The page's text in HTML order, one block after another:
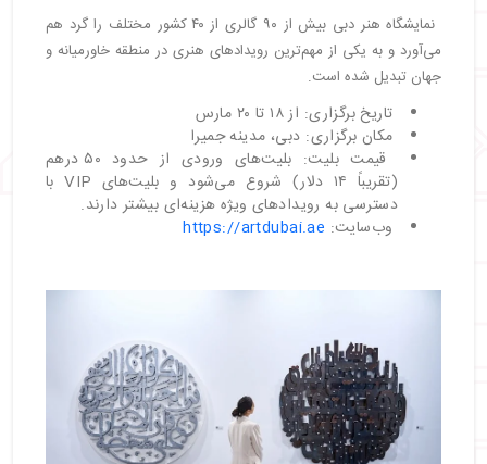
نمایشگاه هنر دبی بیش از ۹۰ گالری از ۴۰ کشور مختلف را گرد هم
می‌آورد و به یکی از مهم‌ترین رویدادهای هنری در منطقه خاورمیانه و
جهان تبدیل شده است.
تاریخ برگزاری: از ۱۸ تا ۲۰ مارس
مکان برگزاری: دبی، مدینه جمیرا
قیمت بلیت: بلیت‌های ورودی از حدود ۵۰ درهم
(تقریباً ۱۴ دلار) شروع می‌شود و بلیت‌های VIP با
دسترسی به رویدادهای ویژه هزینه‌ای بیشتر دارند.
وب‌سایت: https://artdubai.ae